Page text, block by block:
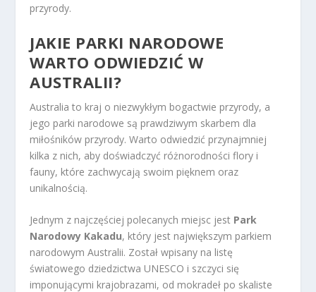
przyrody.
JAKIE PARKI NARODOWE
WARTO ODWIEDZIĆ W
AUSTRALII?
Australia to kraj o niezwykłym bogactwie przyrody, a
jego parki narodowe są prawdziwym skarbem dla
miłośników przyrody. Warto odwiedzić przynajmniej
kilka z nich, aby doświadczyć różnorodności flory i
fauny, które zachwycają swoim pięknem oraz
unikalnością.
Jednym z najczęściej polecanych miejsc jest Park
Narodowy Kakadu, który jest największym parkiem
narodowym Australii. Został wpisany na listę
światowego dziedzictwa UNESCO i szczyci się
imponującymi krajobrazami, od mokradeł po skaliste